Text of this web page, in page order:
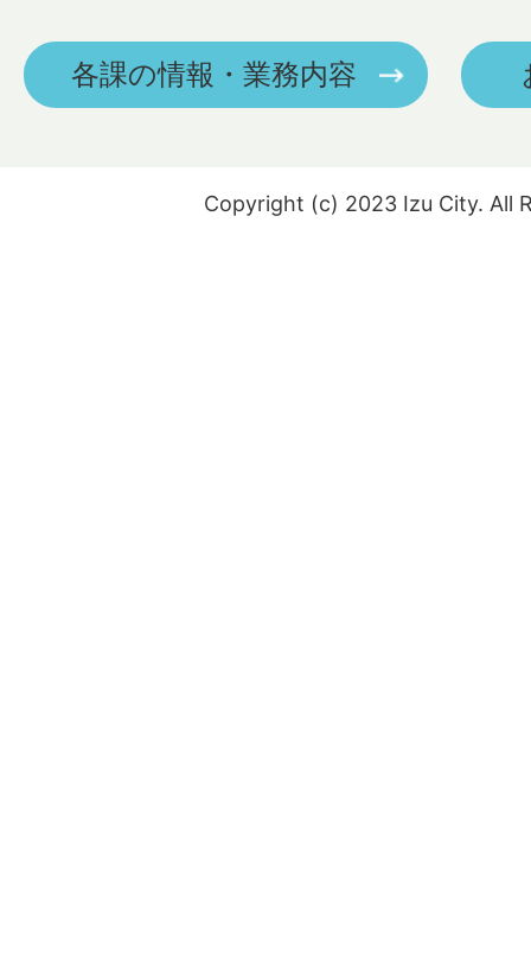
各課の情報・業務内容
Copyright (c) 2023 Izu City. All